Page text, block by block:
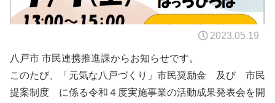
2023.05.19
八戸市 市民連携推進課からお知らせです。
このたび、「元気な八戸づくり」市民奨励金 及び 市民
提案制度 に係る令和４度実施事業の活動成果発表会を開